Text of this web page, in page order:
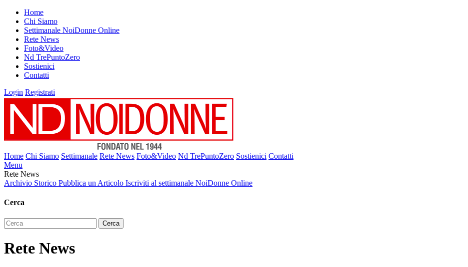
Home
Chi Siamo
Settimanale NoiDonne Online
Rete News
Foto&Video
Nd TrePuntoZero
Sostienici
Contatti
Login Registrati
Home Chi Siamo Settimanale Rete News Foto&Video Nd TrePuntoZero Sostienici Contatti
Menu
Rete News
Archivio Storico Pubblica un Articolo Iscriviti al settimanale NoiDonne Online
Cerca
Rete News